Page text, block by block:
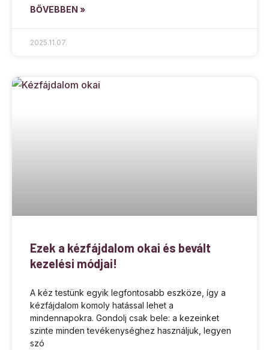
BŐVEBBEN »
2025.11.07.
Ezek a kézfájdalom okai és bevált
kezelési módjai!
A kéz testünk egyik legfontosabb eszköze, így a
kézfájdalom komoly hatással lehet a
mindennapokra. Gondolj csak bele: a kezeinket
szinte minden tevékenységhez használjuk, legyen
szó